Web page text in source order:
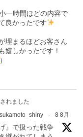
一時間ほどの内容で
良かったです
埋まるほどお客さん
嬉しかったです！
）
れました
· 8 8月
』で扱った戦争